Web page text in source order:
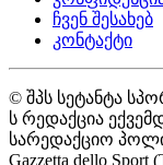
ჩვენ შესახებ
კონტაქტი
© შპს სეტანტა
ს რედაქცია
სარედაქციო
Gazzetta dello